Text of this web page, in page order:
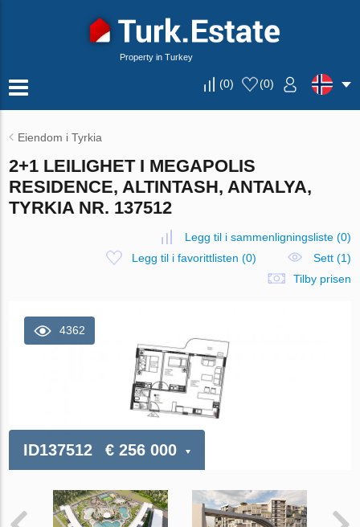
Property in Turkey
(0) (0)
Eiendom i Tyrkia
2+1 LEILIGHET I MEGAPOLIS
RESIDENCE, ALTINTASH, ANTALYA,
TYRKIA NR. 137512
Legg til i sammenligningsliste(0)
Legg til i favorittlisten (0)
Sett (1)
Tilby prisen
4362
ID137512 € 256 000